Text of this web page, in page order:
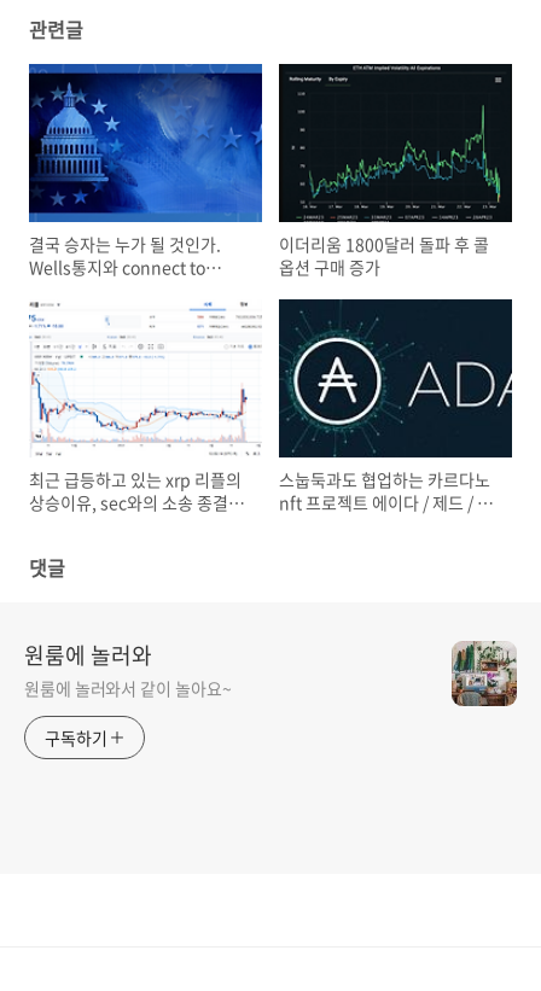
관련글
결국 승자는 누가 될 것인가.
Wells통지와 connect to
과 sec소송 결말에 대한 전망
이더리움 1800달러 돌파 후 콜
옵션 구매 증가
최근 급등하고 있는 xrp 리플의
상승이유, sec와의 소송 종결에
스눕둑과도 협업하는 카르다노
nft 프로젝트 에이다 / 제드 / 크
댓글
원룸에 놀러와
원룸에 놀러와서 같이 놀아요~
구독하기